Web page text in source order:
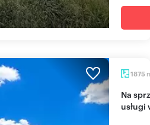
1875
Na sprzedaż działka 1875 m² pod zabudowę i
usługi